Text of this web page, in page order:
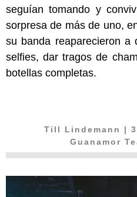
seguían tomando y
sorpresa de más de uno,
su banda reaparecieron a
selfies, dar tragos de
botellas completas.
Till Lindemann
|
Guanamor